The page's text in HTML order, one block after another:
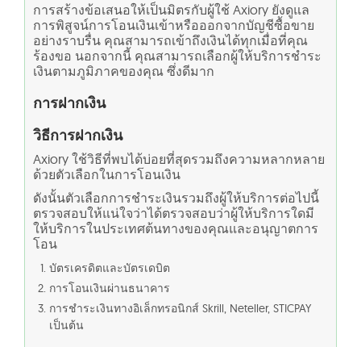
การสร้างข้อเสนอให้เป็นมิตรกับผู้ใช้ Axiory ยังดูแล
การพิสูจน์การโอนเงินเข้าหรือออกจากบัญชีซื้อขาย
อย่างราบรื่น คุณสามารถเข้าถึงเงินได้ทุกเมื่อที่คุณ
ร้องขอ นอกจากนี้ คุณสามารถเลือกผู้ให้บริการชำระ
เงินตามภูมิภาคของคุณ ซึ่งดีมาก
การฝากเงิน
วิธีการฝากเงิน
Axiory ใช้วิธีที่พบได้บ่อยที่สุดรวมถึงความหลากหลาย
ด้วยตัวเลือกในการโอนเงิน
ดังนั้นตัวเลือกการชำระเงินรวมถึงผู้ให้บริการต่อไปนี้
ตรวจสอบให้แน่ใจว่าได้ตรวจสอบว่าผู้ให้บริการใดมี
ให้บริการในประเทศต้นทางของคุณและอนุญาตการ
โอน
บัตรเครดิตและบัตรเดบิต
การโอนเงินผ่านธนาคาร
การชำระเงินทางอิเล็กทรอนิกส์ Skrill, Neteller, STICPAY
เป็นต้น